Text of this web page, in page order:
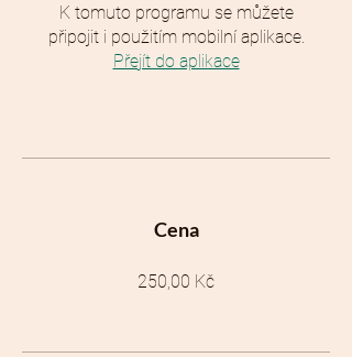
K tomuto programu se můžete
připojit i použitím mobilní aplikace.
Přejít do aplikace
Cena
250,00 Kč